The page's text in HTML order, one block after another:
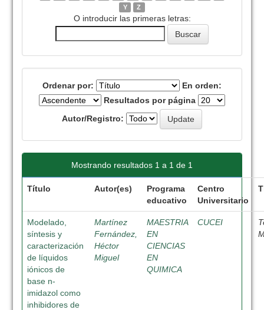
Y
Z
O introducir las primeras letras:
Ordenar por:
En orden:
Resultados por página
Autor/Registro:
Mostrando resultados 1 a 1 de 1
Título Autor(es)
Programa
educativo
Centro
Universitario
Modelado,
síntesis y
caracterización
de líquidos
iónicos de
base n-
imidazol como
inhibidores de
Martínez
Fernández,
Héctor
Miguel
MAESTRIA
EN
CIENCIAS
EN
QUIMICA
CUCEI